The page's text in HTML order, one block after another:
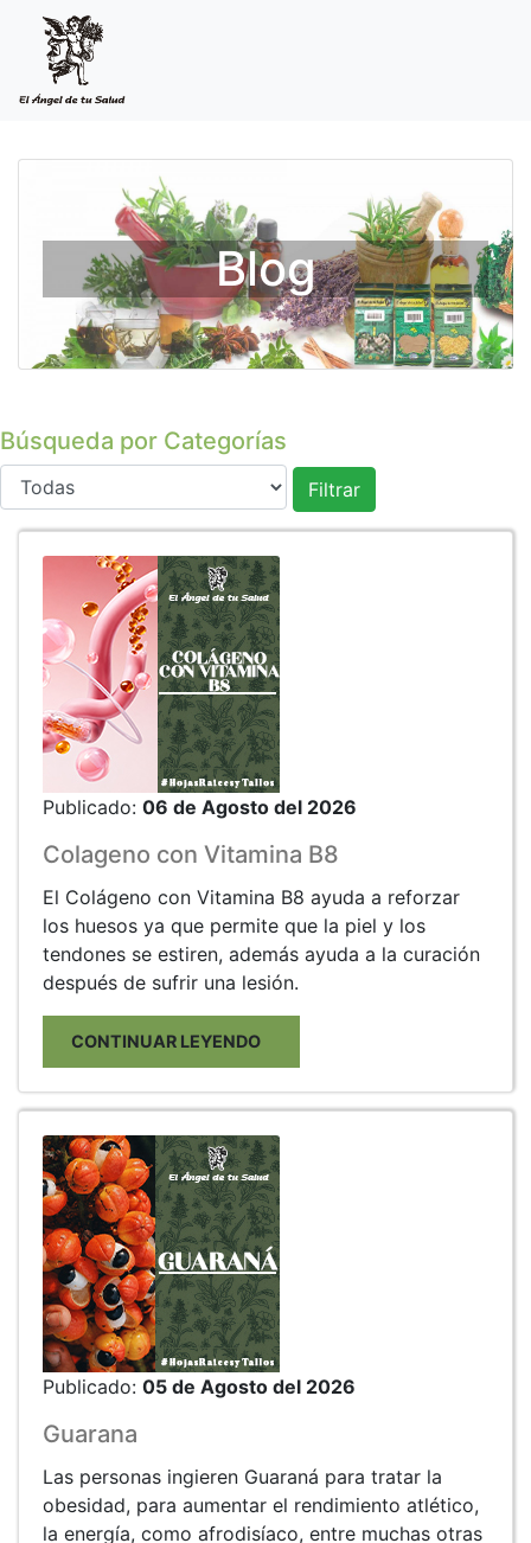
Blog
Búsqueda por Categorías
Filtrar
Publicado: 06 de Agosto del 2026
Colageno con Vitamina B8
El Colágeno con Vitamina B8 ayuda a reforzar
los huesos ya que permite que la piel y los
tendones se estiren, además ayuda a la curación
después de sufrir una lesión.
CONTINUAR LEYENDO
Publicado: 05 de Agosto del 2026
Guarana
Las personas ingieren Guaraná para tratar la
obesidad, para aumentar el rendimiento atlético,
la energía, como afrodisíaco, entre muchas otras